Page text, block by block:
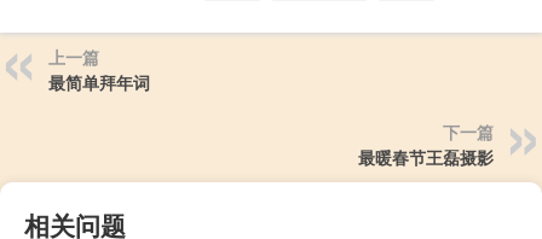
上一篇
最简单拜年词
下一篇
最暖春节王磊摄影
相关问题